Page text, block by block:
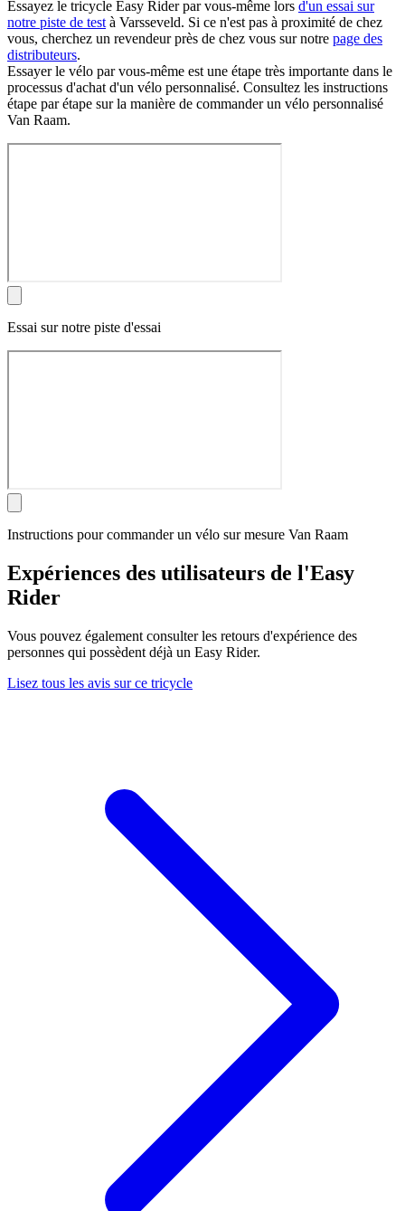
Essayez le tricycle Easy Rider par vous-même lors d'un essai sur
notre piste de test à Varsseveld. Si ce n'est pas à proximité de chez
vous, cherchez un revendeur près de chez vous sur notre page des
distributeurs.
Essayer le vélo par vous-même est une étape très importante dans le
processus d'achat d'un vélo personnalisé. Consultez les instructions
étape par étape sur la manière de commander un vélo personnalisé
Van Raam.
Essai sur notre piste d'essai
Instructions pour commander un vélo sur mesure Van Raam
Expériences des utilisateurs de l'Easy
Rider
Vous pouvez également consulter les retours d'expérience des
personnes qui possèdent déjà un Easy Rider.
Lisez tous les avis sur ce tricycle